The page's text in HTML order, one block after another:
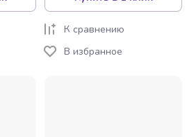
К сравнению
В избранное